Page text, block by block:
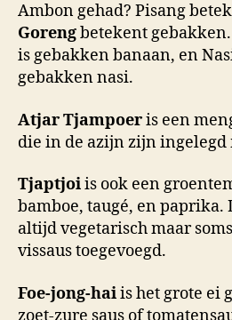
Ambon gehad? Pisang
Gorengbetekent
is gebakken banaan, en
gebakken nasi.
Atjar Tjampoeris een
die in de azijn zijn
Tjaptjoiis ook een
bamboe, taugé, en paprika.
altijd vegetarisch maar
vissaus toegevoegd.
Foe-jong-haiis het grote ei
zoet-zure saus of